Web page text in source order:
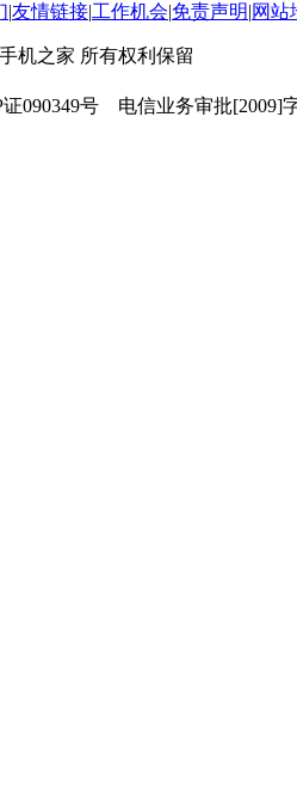
|友情链接|工作机会|免责声明|网站
机之家 所有权利保留
090349号 电信业务审批[2009]